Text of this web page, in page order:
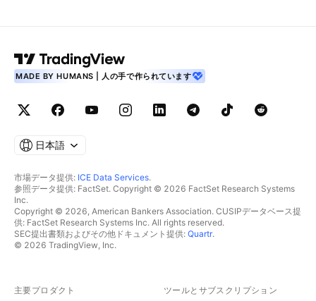
MADE BY HUMANS | 人の手で作られています
日本語
市場データ提供: ICE Data Services.
参照データ提供: FactSet. Copyright © 2026 FactSet Research Systems
Inc.
Copyright © 2026, American Bankers Association. CUSIPデータベース提
供: FactSet Research Systems Inc. All rights reserved.
SEC提出書類およびその他ドキュメント提供: Quartr.
© 2026 TradingView, Inc.
主要プロダクト ツールとサブスクリプション